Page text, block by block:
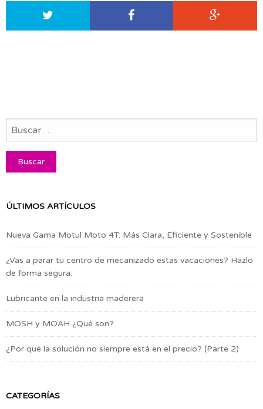
ÚLTIMOS ARTÍCULOS
Nueva Gama Motul Moto 4T: Más Clara, Eficiente y Sostenible
¿Vas a parar tu centro de mecanizado estas vacaciones? Hazlo
de forma segura:
Lubricante en la industria maderera
MOSH y MOAH ¿Qué son?
¿Por qué la solución no siempre está en el precio? (Parte 2)
CATEGORÍAS